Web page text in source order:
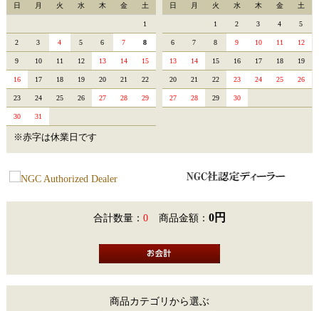
日 月 火 水 木 金 土
1
2 3 4 5 6 7 8
9 10 11 12 13 14 15
16 17 18 19 20 21 22
23 24 25 26 27 28 29
30 31
日 月 火 水 木 金 土
1 2 3 4 5
6 7 8 9 10 11 12
13 14 15 16 17 18 19
20 21 22 23 24 25 26
27 28 29 30
※赤字は休業日です
合計数量： 0 商品金額： 0円
商品カテゴリから選ぶ